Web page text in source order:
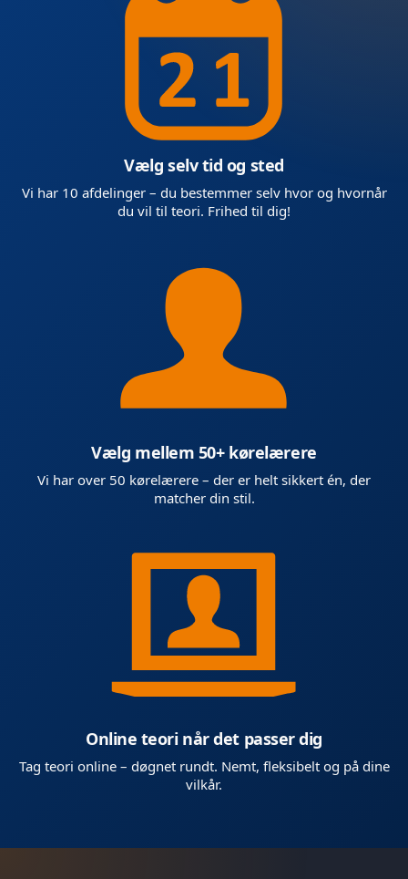
Vælg selv tid og sted
Vi har 10 afdelinger – du bestemmer selv hvor og hvornår
du vil til teori. Frihed til dig!
Vælg mellem 50+ kørelærere
Vi har over 50 kørelærere – der er helt sikkert én, der
matcher din stil.
Online teori når det passer dig
Tag teori online – døgnet rundt. Nemt, fleksibelt og på dine
vilkår.